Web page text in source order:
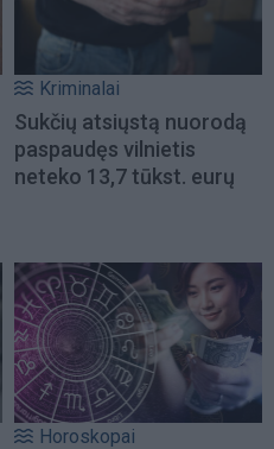
Kriminalai
Sukčių atsiųstą nuorodą
paspaudęs vilnietis
neteko 13,7 tūkst. eurų
Horoskopai